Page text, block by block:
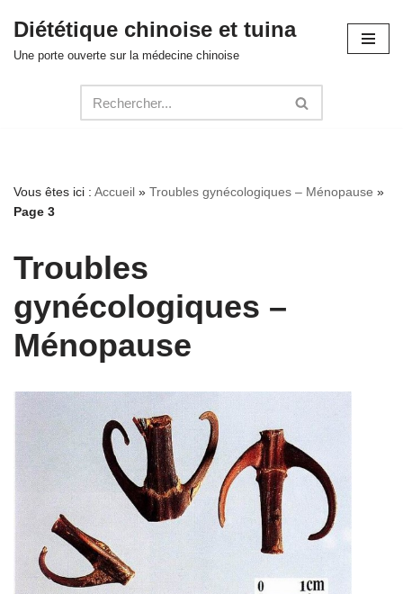
Aller
Diététique chinoise et tuina
Une porte ouverte sur la médecine chinoise
Vous êtes ici : Accueil » Troubles gynécologiques – Ménopause »
Page 3
Troubles
gynécologiques –
Ménopause